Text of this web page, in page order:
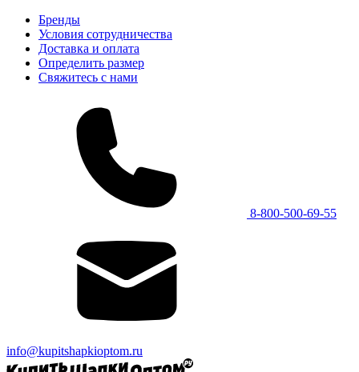
Бренды
Условия сотрудничества
Доставка и оплата
Определить размер
Свяжитесь с нами
8-800-500-69-55
info@kupitshapkioptom.ru